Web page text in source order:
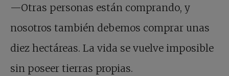
—Otras personas están comprando, y
nosotros también debemos comprar unas
diez hectáreas. La vida se vuelve imposible
sin poseer tierras propias.